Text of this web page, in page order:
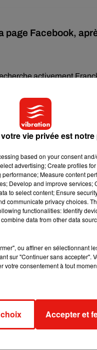
page Facebook,
activement
dimanche 27 septembre.
marron. Il mesure 1,63
directement le
vie privée est
based on your consent
advertising; Create profiles
Measure content
Develop and improve
to select content; Ensure
communicate privacy choices.
functionalities: Identify
data from other data
ou affiner en sélectionnant
sur "Continuer sans accepter".
votre consentement à tout
Accepter et